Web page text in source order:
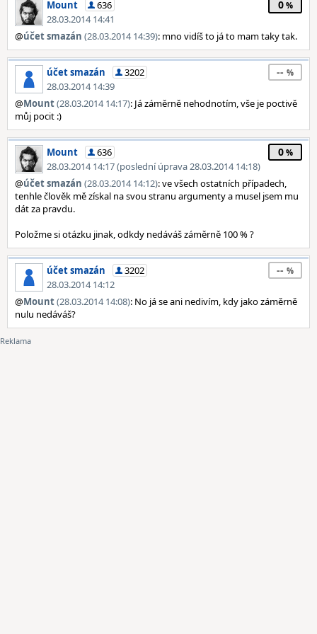
Mount
636
28.03.2014 14:41
0
@účet smazán (28.03.2014 14:39): mno vidíš to já to mam taky tak.
účet smazán
3202
28.03.2014 14:39
--
@Mount(28.03.2014 14:17): Já záměrně nehodnotím, vše je poctivě
můj pocit :)
Mount
636
28.03.2014 14:17 (poslední úprava 28.03.2014 14:18)
0
@účet smazán (28.03.2014 14:12): ve všech ostatních případech,
tenhle člověk mě získal na svou stranu argumenty a musel jsem mu
dát za pravdu.
Položme si otázku jinak, odkdy nedáváš záměrně 100 % ?
účet smazán
3202
28.03.2014 14:12
--
@Mount(28.03.2014 14:08): No já se ani nedivím, kdy jako záměrně
nulu nedáváš?